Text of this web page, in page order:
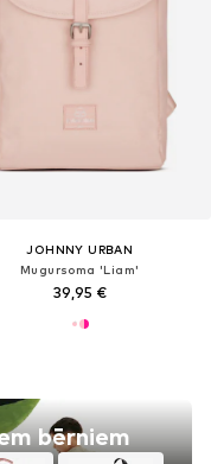
bērniem
JOHNNY URBAN
Mugursoma 'Liam'
39,95 €